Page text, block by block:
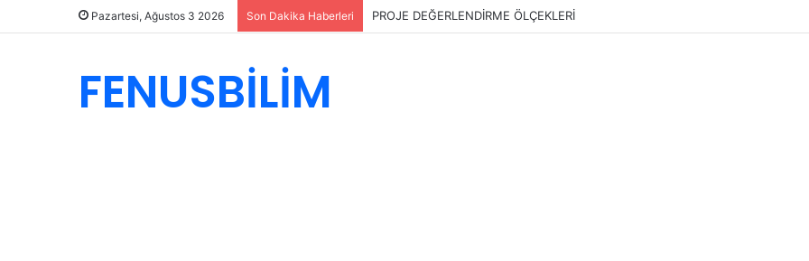
Pazartesi, Ağustos 3 2026 Son Dakika Haberleri PROJE DEĞERLENDİRME ÖLÇEKLERİ
FENUSBİLİM